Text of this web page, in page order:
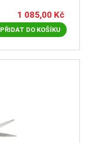
1 085,00 Kč
PŘIDAT DO KOŠÍKU